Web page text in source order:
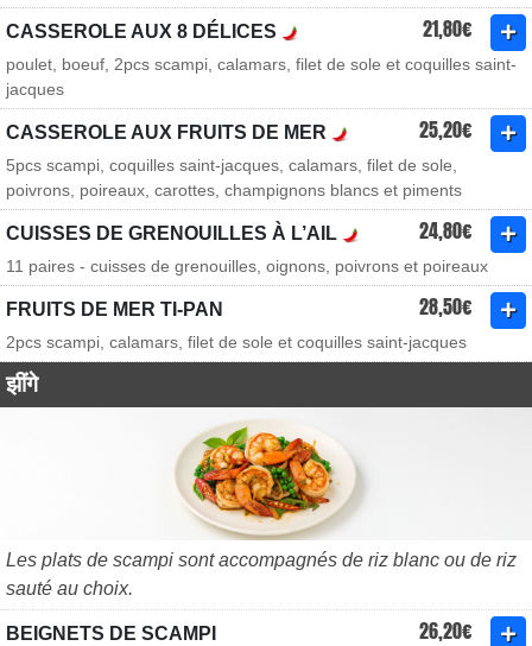
CASSEROLE AUX 8 DÉLICES 21,80€
poulet, boeuf, 2pcs scampi, calamars, filet de sole et coquilles saint-
jacques
CASSEROLE AUX FRUITS DE MER 25,20€
5pcs scampi, coquilles saint-jacques, calamars, filet de sole,
poivrons, poireaux, carottes, champignons blancs et piments
CUISSES DE GRENOUILLES À L’AIL 24,80€
11 paires - cuisses de grenouilles, oignons, poivrons et poireaux
FRUITS DE MER TI-PAN 28,50€
2pcs scampi, calamars, filet de sole et coquilles saint-jacques
झींगे
Les plats de scampi sont accompagnés de riz blanc ou de riz
sauté au choix.
BEIGNETS DE SCAMPI 26,20€